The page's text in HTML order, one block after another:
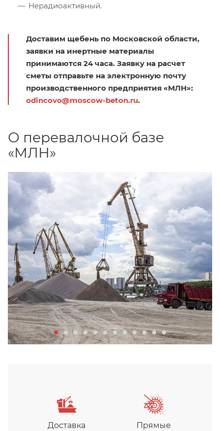
Нерадиоактивный.
Доставим щебень по Московской области,
заявки на инертные материалы
принимаются 24 часа. Заявку на расчет
сметы отправьте на электронную почту
производственного предприятия «МЛН»:
odincovo@moscow-beton.ru.
О перевалочной базе
«МЛН»
Доставка
Прямые